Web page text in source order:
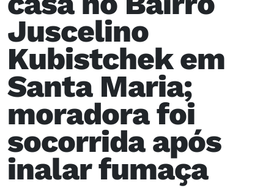
Juscelino
Kubistchek em
Santa Maria;
moradora foi
socorrida após
inalar fumaça